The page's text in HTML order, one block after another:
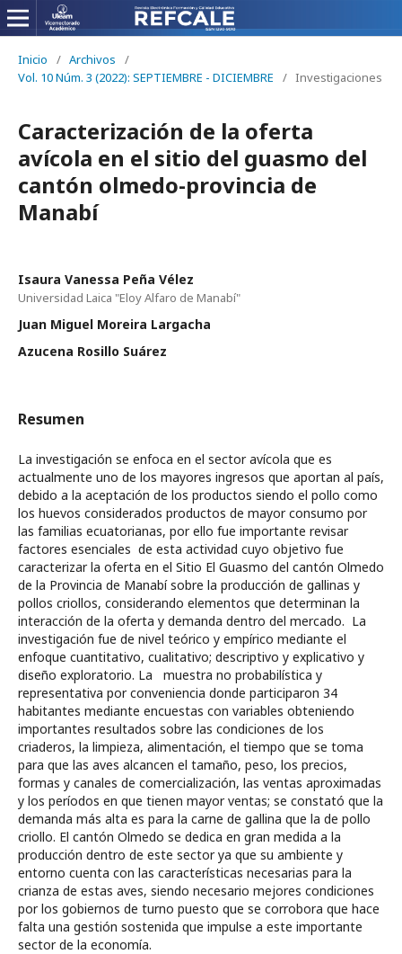
Inicio / Archivos
/
Vol. 10 Núm. 3 (2022): SEPTIEMBRE - DICIEMBRE
/ Investigaciones
Caracterización de la oferta
avícola en el sitio del guasmo del
cantón olmedo-provincia de
Manabí
Isaura Vanessa Peña Vélez
Universidad Laica "Eloy Alfaro de Manabí"
Juan Miguel Moreira Largacha
Azucena Rosillo Suárez
Resumen
La investigación se enfoca en el sector avícola que es
actualmente uno de los mayores ingresos que aportan al país,
debido a la aceptación de los productos siendo el pollo como
los huevos considerados productos de mayor consumo por
las familias ecuatorianas, por ello fue importante revisar
factores esenciales de esta actividad cuyo objetivo fue
caracterizar la oferta en el Sitio El Guasmo del cantón Olmedo
de la Provincia de Manabí sobre la producción de gallinas y
pollos criollos, considerando elementos que determinan la
interacción de la oferta y demanda dentro del mercado. La
investigación fue de nivel teórico y empírico mediante el
enfoque cuantitativo, cualitativo; descriptivo y explicativo y
diseño exploratorio. La muestra no probabilística y
representativa por conveniencia donde participaron 34
habitantes mediante encuestas con variables obteniendo
importantes resultados sobre las condiciones de los
criaderos, la limpieza, alimentación, el tiempo que se toma
para que las aves alcancen el tamaño, peso, los precios,
formas y canales de comercialización, las ventas aproximadas
y los períodos en que tienen mayor ventas; se constató que la
demanda más alta es para la carne de gallina que la de pollo
criollo. El cantón Olmedo se dedica en gran medida a la
producción dentro de este sector ya que su ambiente y
entorno cuenta con las características necesarias para la
crianza de estas aves, siendo necesario mejores condiciones
por los gobiernos de turno puesto que se corrobora que hace
falta una gestión sostenida que impulse a este importante
sector de la economía.